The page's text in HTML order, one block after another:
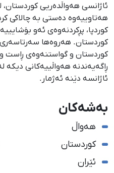
هەتاوییەوە دەستی بە چالاکی
كوردپا، پڕكردنەوەی ئەو
كوردستان. هەروەها سەرتاسەری
كوردستان و گواستنەوەی ڕاست و
ڕاگەیەندنە هەواڵییەكانی دیكە
ئاژانسە دێنە ئەژمار.
بەشەکان
هەواڵ
کوردستان
ئێران